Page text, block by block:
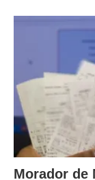
Morador de